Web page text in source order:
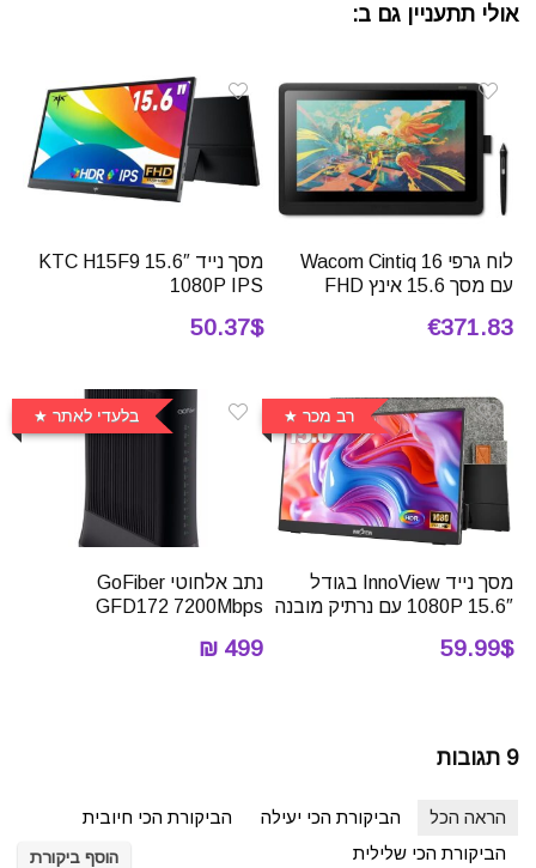
אולי תתעניין גם ב:
לוח גרפי Wacom Cintiq 16
עם מסך 15.6 אינץ FHD
€371.83
מסך נייד 15.6″ KTC H15F9
1080P IPS
50.37$
רב מכר
מסך נייד InnoView בגודל
15.6″ 1080P עם נרתיק מובנה
59.99$
בלעדי לאתר
נתב אלחוטי ‏GoFiber
GFD172 7200Mbps
499 ₪
9 תגובות
הראה הכל הביקורת הכי יעילה
הביקורת הכי חיובית
הביקורת הכי שלילית
הוסף ביקורת